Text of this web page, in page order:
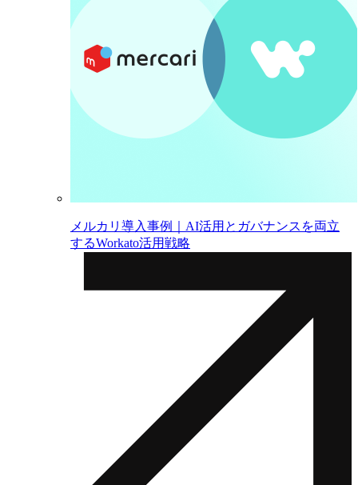
メルカリ導入事例｜AI活用とガバナンスを両立
するWorkato活用戦略